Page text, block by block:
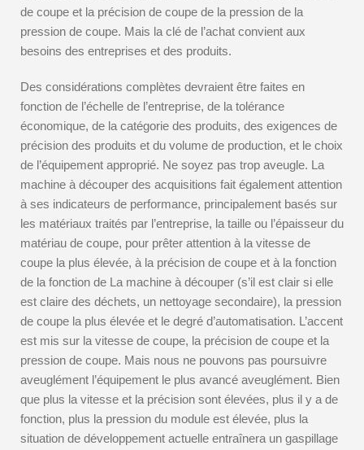
de coupe et la précision de coupe de la pression de la
pression de coupe. Mais la clé de l’achat convient aux
besoins des entreprises et des produits.
Des considérations complètes devraient être faites en
fonction de l’échelle de l’entreprise, de la tolérance
économique, de la catégorie des produits, des exigences de
précision des produits et du volume de production, et le choix
de l’équipement approprié. Ne soyez pas trop aveugle. La
machine à découper des acquisitions fait également attention
à ses indicateurs de performance, principalement basés sur
les matériaux traités par l’entreprise, la taille ou l’épaisseur du
matériau de coupe, pour prêter attention à la vitesse de
coupe la plus élevée, à la précision de coupe et à la fonction
de la fonction de La machine à découper (s’il est clair si elle
est claire des déchets, un nettoyage secondaire), la pression
de coupe la plus élevée et le degré d’automatisation. L’accent
est mis sur la vitesse de coupe, la précision de coupe et la
pression de coupe. Mais nous ne pouvons pas poursuivre
aveuglément l’équipement le plus avancé aveuglément. Bien
que plus la vitesse et la précision sont élevées, plus il y a de
fonction, plus la pression du module est élevée, plus la
situation de développement actuelle entraînera un gaspillage